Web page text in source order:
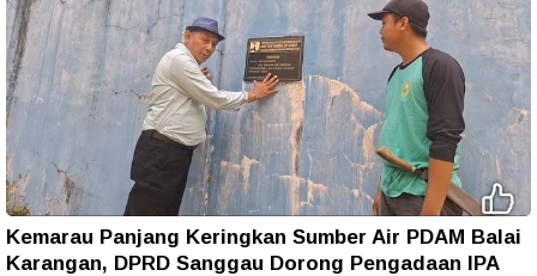
Kemarau Panjang Keringkan Sumber Air PDAM Balai
Karangan, DPRD Sanggau Dorong Pengadaan IPA